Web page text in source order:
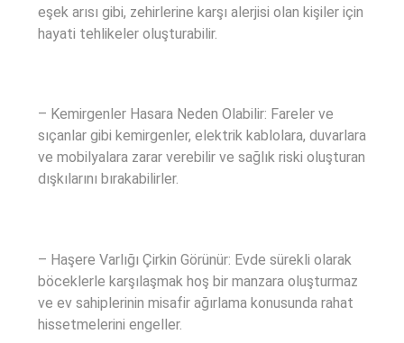
eşek arısı gibi, zehirlerine karşı alerjisi olan kişiler için
hayati tehlikeler oluşturabilir.
– Kemirgenler Hasara Neden Olabilir: Fareler ve
sıçanlar gibi kemirgenler, elektrik kablolara, duvarlara
ve mobilyalara zarar verebilir ve sağlık riski oluşturan
dışkılarını bırakabilirler.
– Haşere Varlığı Çirkin Görünür: Evde sürekli olarak
böceklerle karşılaşmak hoş bir manzara oluşturmaz
ve ev sahiplerinin misafir ağırlama konusunda rahat
hissetmelerini engeller.